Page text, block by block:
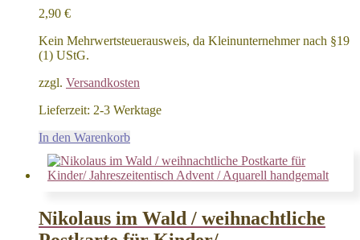
2,90 €
Kein Mehrwertsteuerausweis, da Kleinunternehmer nach §19
(1) UStG.
zzgl. Versandkosten
Lieferzeit: 2-3 Werktage
In den Warenkorb
Nikolaus im Wald / weihnachtliche